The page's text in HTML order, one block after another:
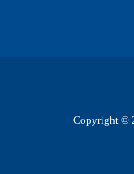
Copyright ©